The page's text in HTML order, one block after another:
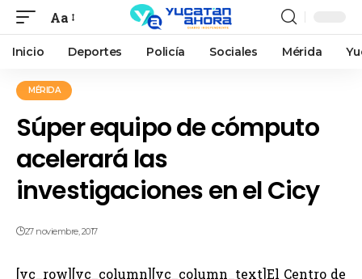
Aa
Inicio Deportes Policía Sociales Mérida
MÉRIDA
Súper equipo de cómputo
acelerará las
investigaciones en el Cicy
27 noviembre, 2017
[vc_row][vc_column][vc_column_text]El Centro de